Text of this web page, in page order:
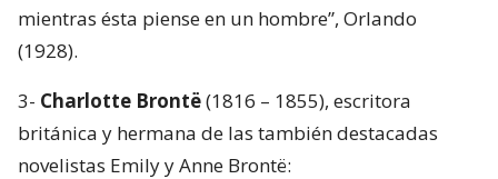
mientras ésta piense en un hombre”, Orlando
(1928).
3- Charlotte Brontë(1816 – 1855), escritora
británica y hermana de las también destacadas
novelistas Emily y Anne Brontë: